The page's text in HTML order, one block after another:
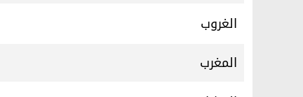
الغروب
المغرب